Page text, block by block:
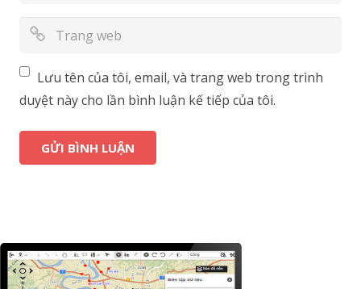
Lưu tên của tôi, email, và trang web trong trình
duyệt này cho lần bình luận kế tiếp của tôi.